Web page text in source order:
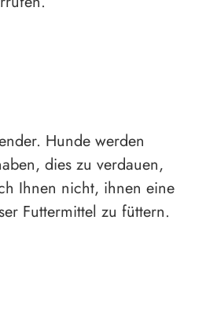
Hunde werden
dies zu verdauen,
Ihnen nicht, ihnen eine
Futtermittel zu füttern.